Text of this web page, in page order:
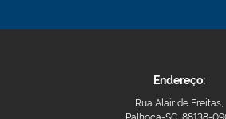
Endereço:
Rua Alair de Freitas,
Palhoça-SC, 88138-